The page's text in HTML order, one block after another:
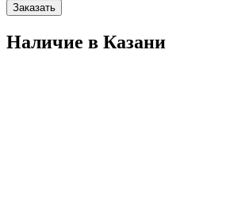
Заказать
Наличие в Казани